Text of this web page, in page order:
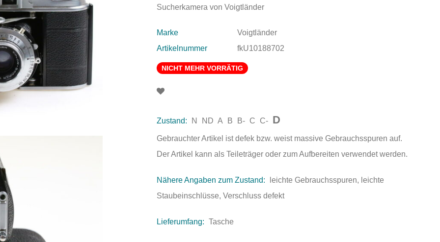
Sucherkamera von Voigtländer
Marke
Voigtländer
Artikelnummer
fkU10188702
NICHT MEHR VORRÄTIG
Zustand: N ND A B B- C C- D
Gebrauchter Artikel ist defek bzw. weist massive Gebrauchsspuren auf.
Der Artikel kann als Teileträger oder zum Aufbereiten verwendet werden.
Nähere Angaben zum Zustand:
leichte Gebrauchsspuren, leichte
Staubeinschlüsse, Verschluss defekt
Lieferumfang: Tasche